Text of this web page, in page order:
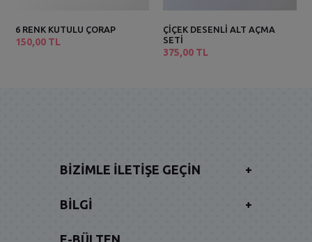
6 RENK KUTULU ÇORAP
150,00 TL
ÇİÇEK DESENLİ ALT AÇMA
SETİ
375,00 TL
BIZIMLE İLETIŞE GEÇIN +
BILGI +
E-BÜLTEN